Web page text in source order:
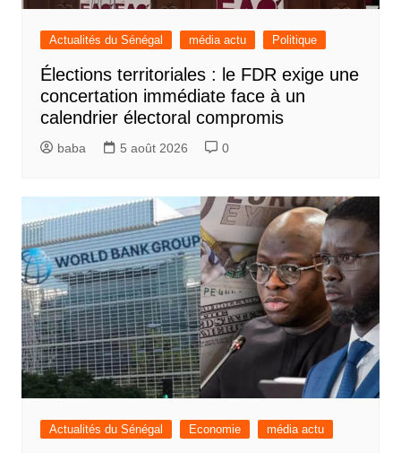
Actualités du Sénégal média actu Politique
Élections territoriales : le FDR exige une
concertation immédiate face à un
calendrier électoral compromis
baba 5 août 2026 0
Actualités du Sénégal Economie média actu